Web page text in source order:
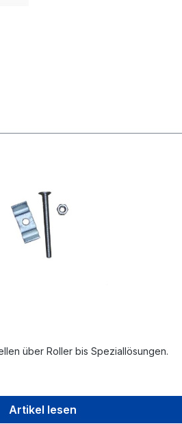
über Roller bis Speziallösungen.
Artikel lesen